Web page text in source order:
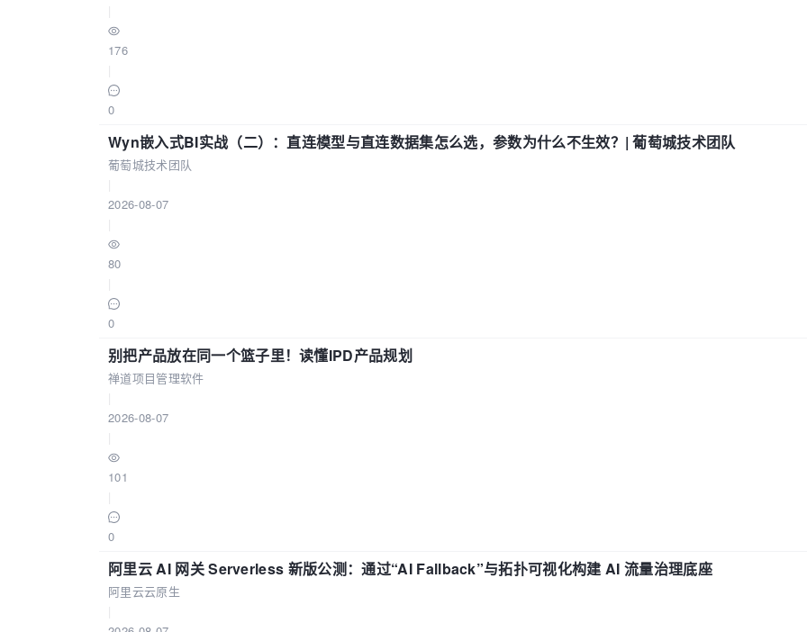
176
0
Wyn嵌入式BI实战（二）：直连模型与直连数据集怎么选，参数为什么不生效？| 葡萄城技术团队
葡萄城技术团队
2026-08-07
80
0
别把产品放在同一个篮子里！读懂IPD产品规划
禅道项目管理软件
2026-08-07
101
0
阿里云 AI 网关 Serverless 新版公测：通过“AI Fallback”与拓扑可视化构建 AI 流量治理底座
阿里云云原生